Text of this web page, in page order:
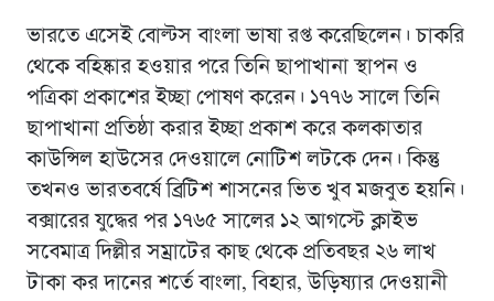
ভারতে এসেই বোল্টস বাংলা ভাষা রপ্ত করেছিলেন। চাকরি
থেকে বহিষ্কার হওয়ার পরে তিনি ছাপাখানা স্থাপন ও
পত্রিকা প্রকাশের ইচ্ছা পোষণ করেন। ১৭৭৬ সালে তিনি
ছাপাখানা প্রতিষ্ঠা করার ইচ্ছা প্রকাশ করে কলকাতার
কাউন্সিল হাউসের দেওয়ালে নোটিশ লটকে দেন। কিন্তু
তখনও ভারতবর্ষে ব্রিটিশ শাসনের ভিত খুব মজবুত হয়নি।
বক্সারের যুদ্ধের পর ১৭৬৫ সালের ১২ আগস্টে ক্লাইভ
সবেমাত্র দিল্লীর সম্রাটের কাছ থেকে প্রতিবছর ২৬ লাখ
টাকা কর দানের শর্তে বাংলা, বিহার, উড়িষ্যার দেওয়ানী